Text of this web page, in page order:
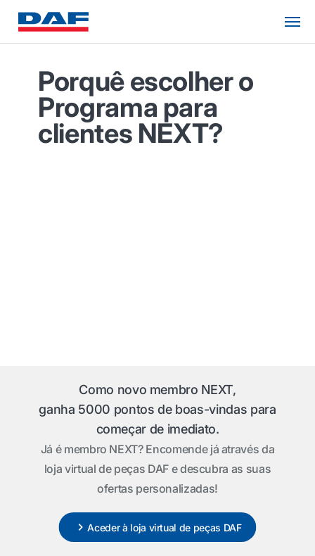
Porquê escolher o
Programa para
clientes NEXT?
Como novo membro NEXT,
ganha 5000 pontos de boas-vindas para
começar de imediato.
Já é membro NEXT? Encomende já através da
loja virtual de peças DAF e descubra as suas
ofertas personalizadas!
Aceder à loja virtual de peças DAF